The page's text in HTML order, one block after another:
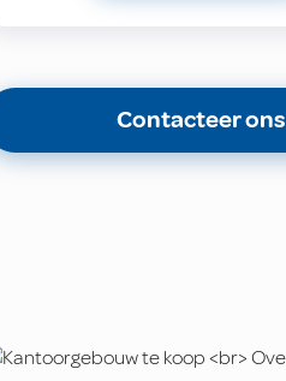
Contacteer ons